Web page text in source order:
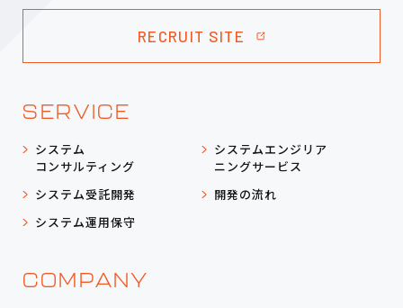
RECRUIT SITE
SERVICE
システム
コンサルティング
システム受託開発
システム運用保守
システムエンジリア
ニングサービス
開発の流れ
COMPANY